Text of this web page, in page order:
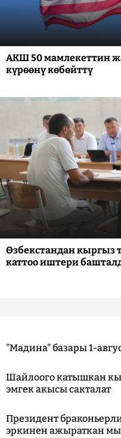
АКШ 50 мамлекеттин
күрөөнү көбөйттү
Өзбекстандан кыргыз
каттоо иштери
"Мадина" базары 1-
Шайлоого катышкан
эмгек акысы сакталат
Президент
эркинен ажыраткан